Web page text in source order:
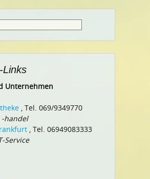
Links
Unternehmen
, Tel. 069/9349770
handel
, Tel. 06949083333
Service